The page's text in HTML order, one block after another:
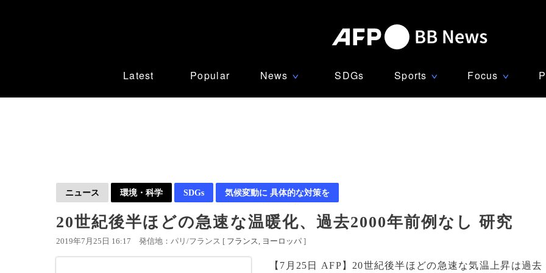
Latest Popular News ∨ SDGs Sports ∨ Focus ∨
ニュース 環境・科学 SDGs 気候変動に 具体的な対策を
20世紀後半ほどの急速な温暖化、過去2000年前例なし 研究
2019年7月25日 16:17 発信地：パリ/フランス [ フランス ヨーロッパ ]
【7月25日 AFP】20世紀後半ほどの急速な気温上昇は過去